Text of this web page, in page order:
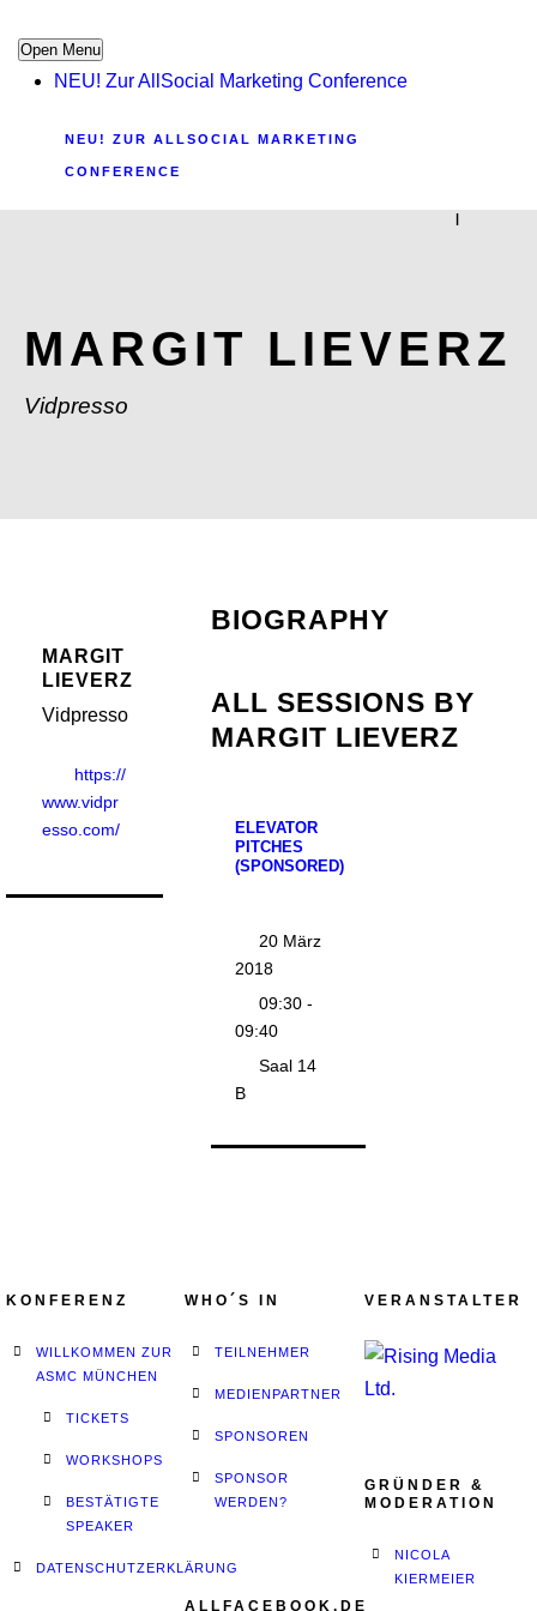
Open Menu
NEU! Zur AllSocial Marketing Conference
NEU! ZUR ALLSOCIAL MARKETING
CONFERENCE
|
MARGIT LIEVERZ
Vidpresso
MARGIT
LIEVERZ
Vidpresso
https://
www.vidpr
esso.com/
BIOGRAPHY
ALL SESSIONS BY
MARGIT LIEVERZ
ELEVATOR
PITCHES
(SPONSORED)
20 März
2018
09:30 -
09:40
Saal 14
B
KONFERENZ
WILLKOMMEN ZUR
ASMC MÜNCHEN
TICKETS
WORKSHOPS
BESTÄTIGTE
SPEAKER
DATENSCHUTZERKLÄRUNG
WHO´S IN
TEILNEHMER
MEDIENPARTNER
SPONSOREN
SPONSOR
WERDEN?
ALLFACEBOOK.DE
VERANSTALTER
GRÜNDER &
MODERATION
NICOLA
KIERMEIER